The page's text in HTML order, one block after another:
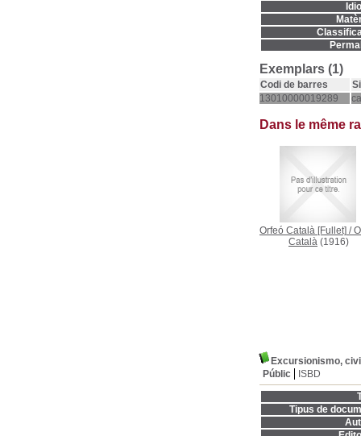
Exemplars (1)
Codi de barres
13010000019289
Dans le même
Orfeó Català [Fullet] /
Català (1916)
Excursionismo,
Públic
ISBD
Tipus de